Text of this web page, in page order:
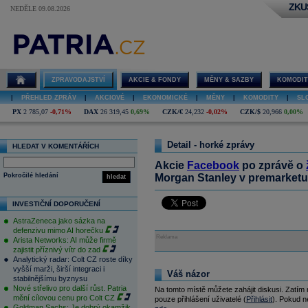
NEDĚLE 09.08.2026
ZPRAVODAJSTVÍ AKCIE & FONDY MĚNY & SAZBY
PŘEHLED ZPRÁV AKCIOVÉ EKONOMICKÉ MĚNY KOMODITY
PX 2 785,07 -0,71% DAX 26 319,45 0,69% CZK/€ 24,232 -0,02% CZK/$ 20,966 0,00%
HLEDAT V KOMENTÁŘÍCH
hledat
Pokročilé hledání
INVESTIČNÍ DOPORUČENÍ
AstraZeneca jako sázka na
defenzivu mimo AI horečku
Arista Networks: AI může firmě
zajistit příznivý vítr do zad
Analytický radar: Colt CZ roste díky
vyšší marži, širší integraci i
stabilnějšímu byznysu
Nové střelivo pro další růst. Patria
mění cílovou cenu pro Colt CZ
Detail - horké zprávy
Akcie Facebook po zprávě o
Morgan Stanley v
Reklama
Váš názor
Na tomto místě můžete zahájit diskusi.
pouze přihlášení uživatelé (Přihlásit). Pokud